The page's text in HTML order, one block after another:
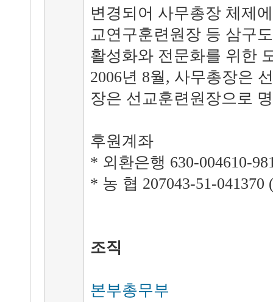
변경되어 사무총장 체제
교연구훈련원장 등 삼구
활성화와 전문화를 위한
2006년 8월, 사무총장은
장은 선교훈련원장으로
후원계좌
* 외환은행 630-004610-
* 농 협 207043-51-
조직
본부총무부